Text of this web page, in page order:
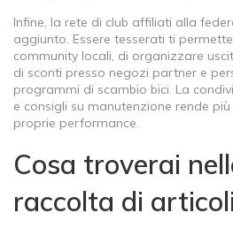
Infine, la rete di club affiliati alla
aggiunto. Essere tesserati ti
community locali, di organizzare
di sconti presso negozi partner e
programmi di scambio bici. La
e consigli su manutenzione rende
proprie performance.
Cosa troverai
raccolta di articoli